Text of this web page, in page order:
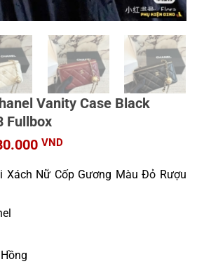
Vanity Case Black
Fullbox
VND.
VNDGiá
tại
Xách Nữ Cốp Gương Màu Đỏ Rượu